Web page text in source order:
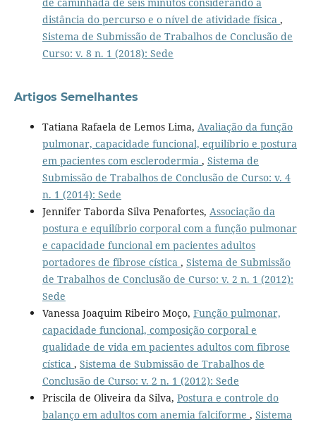
distância do percurso e o nível de atividade física ,
Sistema de Submissão de Trabalhos de Conclusão de
Curso: v. 8 n. 1 (2018): Sede
Artigos Semelhantes
Tatiana Rafaela de Lemos Lima, Avaliação da função
pulmonar, capacidade funcional, equilíbrio e postura
em pacientes com esclerodermia , Sistema de
Submissão de Trabalhos de Conclusão de Curso: v. 4
n. 1 (2014): Sede
Jennifer Taborda Silva Penafortes, Associação da
postura e equilíbrio corporal com a função pulmonar
e capacidade funcional em pacientes adultos
portadores de fibrose cística , Sistema de Submissão
de Trabalhos de Conclusão de Curso: v. 2 n. 1 (2012):
Sede
Vanessa Joaquim Ribeiro Moço, Função pulmonar,
capacidade funcional, composição corporal e
qualidade de vida em pacientes adultos com fibrose
cística , Sistema de Submissão de Trabalhos de
Conclusão de Curso: v. 2 n. 1 (2012): Sede
Priscila de Oliveira da Silva, Postura e controle do
balanço em adultos com anemia falciforme , Sistema